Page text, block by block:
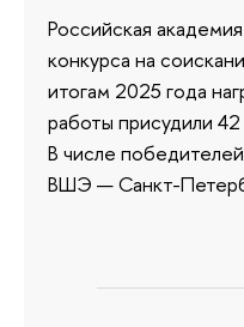
Российская
конкурса на
итогам 2025 года
работы присудили
В числе
ВШЭ — Санкт-